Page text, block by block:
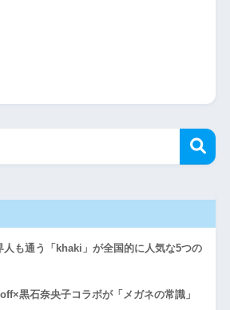
人も通う「khaki」が全国的に人気な5つの
黒石奈央子コラボが「メガネの常識」